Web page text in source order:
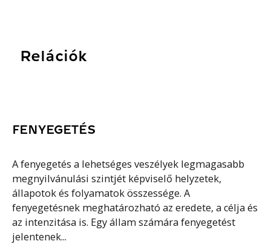
Relációk
FENYEGETÉS
A fenyegetés a lehetséges veszélyek legmagasabb
megnyilvánulási szintjét képviselő helyzetek,
állapotok és folyamatok összessége. A
fenyegetésnek meghatározható az eredete, a célja és
az intenzitása is. Egy állam számára fenyegetést
jelentenek...